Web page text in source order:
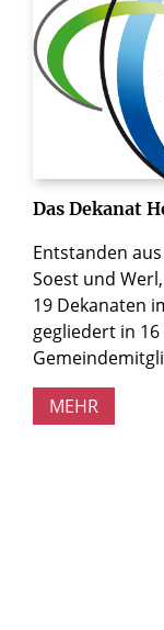
Das Dekanat
Entstanden
Soest und
19 Dekanaten
gegliedert in
MEHR